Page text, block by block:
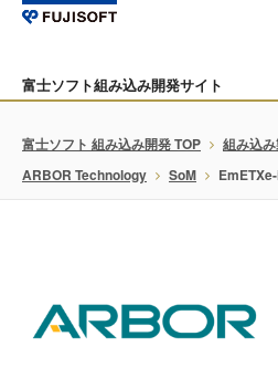
富士ソフト組み込み開発サイト
富士ソフト 組み込み開発 TOP
組み込
ARBOR Technology
SoM